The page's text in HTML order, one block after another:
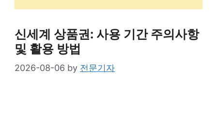
신세계 상품권: 사용 기간 주의사항
및 활용 방법
2026-08-06 by 전문기자